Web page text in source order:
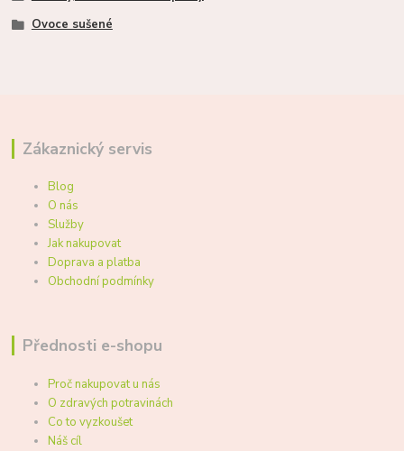
Ovoce sušené
Zákaznický servis
Blog
O nás
Služby
Jak nakupovat
Doprava a platba
Obchodní podmínky
Přednosti e-shopu
Proč nakupovat u nás
O zdravých potravinách
Co to vyzkoušet
Náš cíl